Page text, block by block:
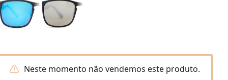
Neste momento não vendemos este produto.